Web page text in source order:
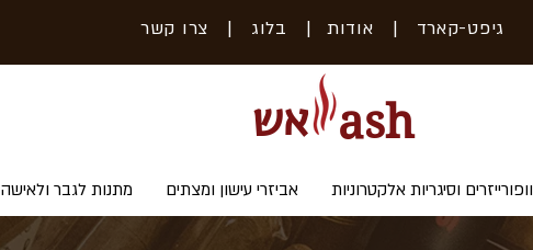
גיפט-קארד | אודות | בלוג | צרו קשר
אש ash
וופורייזרים וסיגריות אלקטרוניות אביזרי עישון ומצתים מתנות לגבר ולאישה